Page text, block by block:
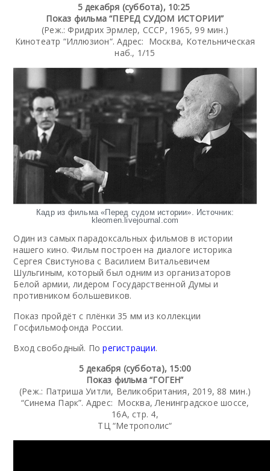
5 декабря (суббота), 10:25
Показ фильма “ПЕРЕД СУДОМ ИСТОРИИ”
(Реж.: Фридрих Эрмлер, СССР, 1965, 99 мин.)
Кинотеатр “Иллюзион“. Адрес: Москва, Котельническая
наб., 1/15
Кадр из фильма «Перед судом истории». Источник:
kleomen.livejournal.com
Один из самых парадоксальных фильмов в истории
нашего кино. Фильм построен на диалоге историка
Сергея Свистунова с Василием Витальевичем
Шульгиным, который был одним из организаторов
Белой армии, лидером Государственной Думы и
противником большевиков.
Показ пройдёт с плёнки 35 мм из коллекции
Госфильмофонда России.
Вход свободный. Порегистрации.
5 декабря (суббота), 15:00
Показ фильма “ГОГЕН”
(Реж.: Патриша Уитли, Великобритания, 2019, 88 мин.)
“Синема Парк”. Адрес: Москва, Ленинградское шоссе,
16A, стр. 4,
ТЦ “Метрополис“